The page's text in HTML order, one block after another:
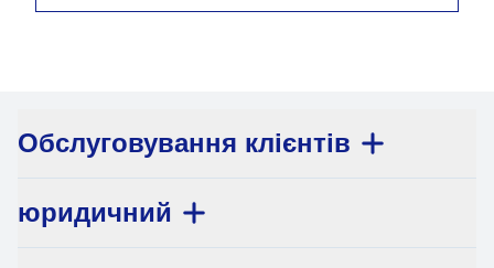
Обслуговування клієнтів
юридичний